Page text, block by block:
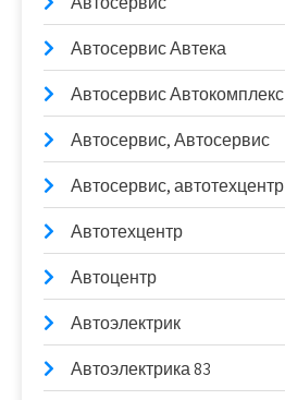
Автосервис Автека
Автосервис Автокомплекс
Автосервис, Автосервис
Автосервис, автотехцентр
Автотехцентр
Автоцентр
Автоэлектрик
Автоэлектрика 83